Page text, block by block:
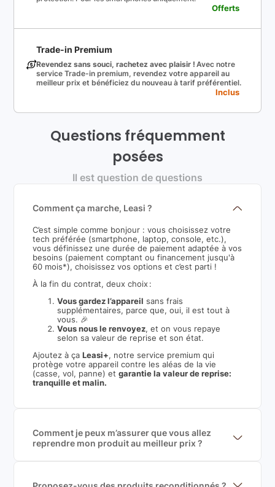
Offerts
Trade-in Premium
Revendez sans souci, rachetez avec plaisir ! Avec notre
service Trade-in premium, revendez votre appareil au
meilleur prix et bénéficiez du nouveau à tarif préférentiel.
Inclus
Questions fréquemment
posées
Il est question de questions
Comment ça marche, Leasi ?
C’est simple comme bonjour : vous choisissez votre
tech préférée (smartphone, laptop, console, etc.),
vous définissez une durée de paiement adaptée à vos
besoins (paiement comptant ou financement jusqu'à
60 mois*), choisissez vos options et c’est parti !
À la fin du contrat, deux choix :
Vous gardez l’appareil sans frais
supplémentaires, parce que, oui, il est tout à
vous. 🎉
Vous nous le renvoyez, et on vous repaye
selon sa valeur de reprise et son état.
Ajoutez à ça Leasi+, notre service premium qui
protège votre appareil contre les aléas de la vie
(casse, vol, panne) etgarantie la valeur de reprise:
tranquille et malin.
Comment je peux m’assurer que vous allez
reprendre mon produit au meilleur prix ?
garantir le meilleur prix de rachat. De plus, nous